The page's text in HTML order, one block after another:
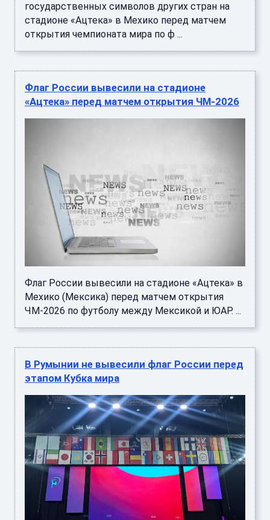
государственных символов других стран на
стадионе «Ацтека» в Мехико перед матчем
открытия чемпионата мира по ф ...
Флаг России вывесили на стадионе
«Ацтека» перед матчем открытия ЧМ-2026
Флаг России вывесили на стадионе «Ацтека» в
Мехико (Мексика) перед матчем открытия
ЧМ-2026 по футболу между Мексикой и ЮАР. ...
В Румынии не вывесили флаг России перед
этапом Кубка мира